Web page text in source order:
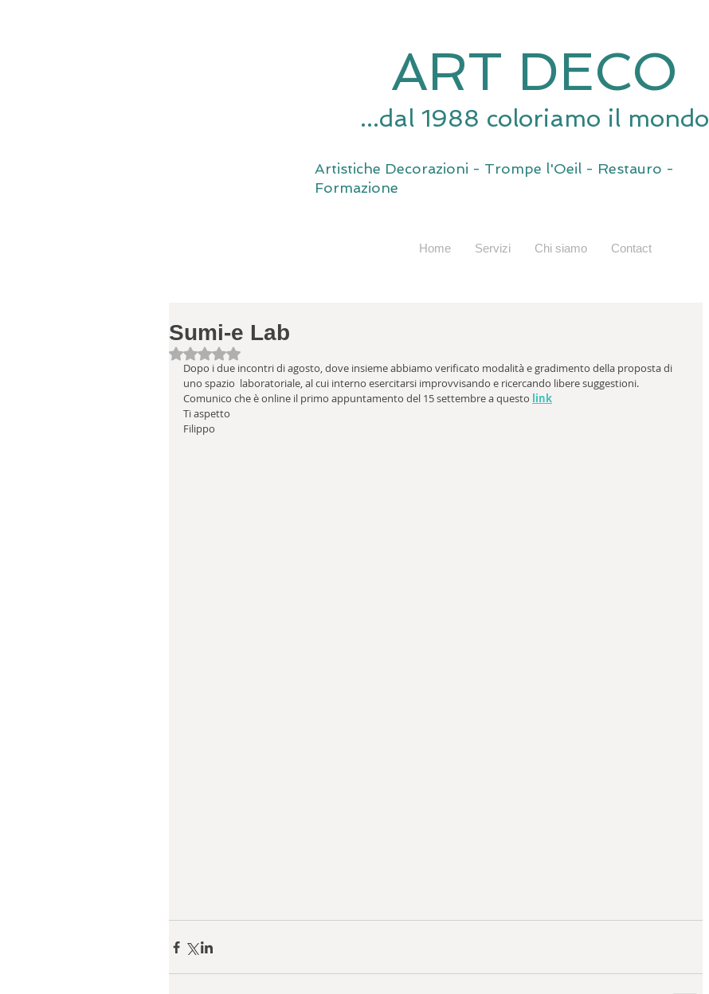
ART DECO
...dal 1988 coloriamo il mondo
Artistiche Decorazioni - Trompe l'Oeil - Restauro -
Formazione
Home Servizi Chi siamo Contact
Sumi-e Lab
Valutazione NaN stelle su 5.
Dopo i due incontri di agosto, dove insieme abbiamo verificato modalità e gradimento della proposta di
uno spazio  laboratoriale, al cui interno esercitarsi improvvisando e ricercando libere suggestioni.
Comunico che è online il primo appuntamento del 15 settembre a questo link
Ti aspetto
Filippo